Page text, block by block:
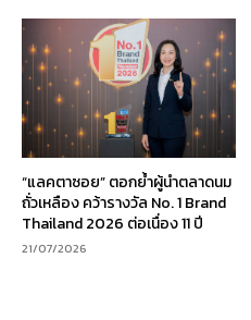
“แลคตาซอย” ตอกย้ำผู้นำตลาดนม
ถั่วเหลือง คว้ารางวัล No. 1 Brand
Thailand 2026 ต่อเนื่อง 11 ปี
21/07/2026